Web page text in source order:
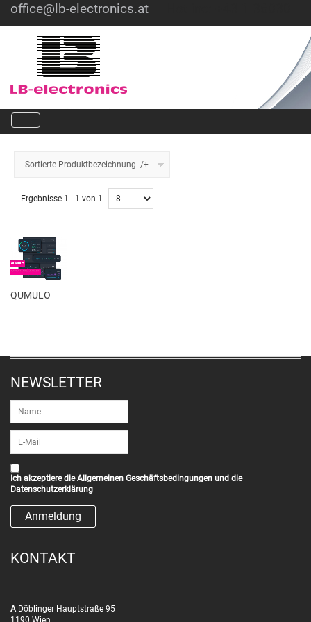
office@lb-electronics.at
Sortierte Produktbezeichnung -/+
Ergebnisse 1 - 1 von 1
QUMULO
NEWSLETTER
Ich akzeptiere dieAllgemeinen Geschäftsbedingungen und die
Datenschutzerklärung
KONTAKT
A Döblinger Hauptstraße 95
1190 Wien